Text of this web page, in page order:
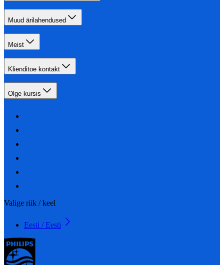
Muud ärilahendused
Meist
Klienditoe kontakt
Olge kursis
Valige riik / keel
Eesti / Eesti